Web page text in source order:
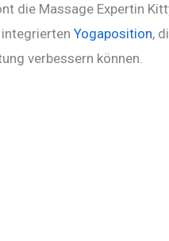
die Massage Expertin
integrierten Yogaposition,
verbessern können.